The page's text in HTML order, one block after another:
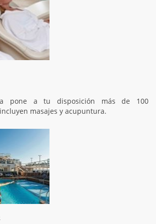
pone a tu disposición más de 100
masajes y acupuntura.